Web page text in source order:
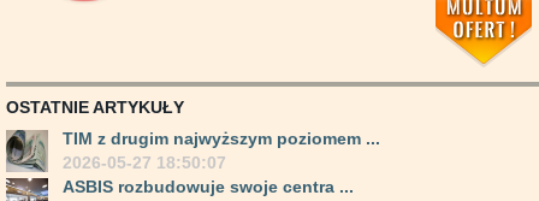
OSTATNIE ARTYKUŁY
TIM z drugim najwyższym poziomem ...
2026-05-27 18:50:07
ASBIS rozbudowuje swoje centra ...